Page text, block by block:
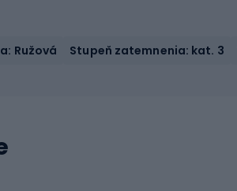
Ružová Stupeň zatemnenia: kat. 3